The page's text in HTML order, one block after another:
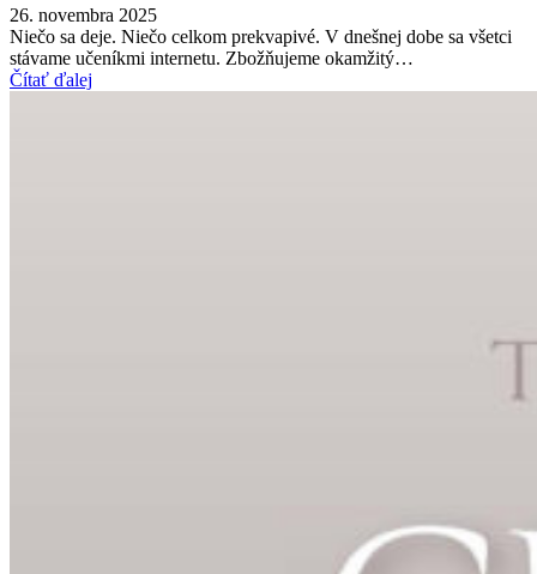
26. novembra 2025
Niečo sa deje. Niečo celkom prekvapivé. V dnešnej dobe sa všetci
stávame učeníkmi internetu. Zbožňujeme okamžitý…
Čítať ďalej